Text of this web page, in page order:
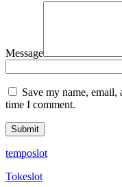
Message
Save my name,
time I comment.
temposlot
Tokeslot